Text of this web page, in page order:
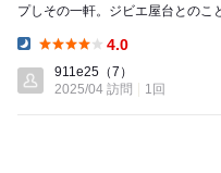
プしその一軒。ジビエ屋台とのこ
4.0
911e25 （7）
2025/04 訪問
1回